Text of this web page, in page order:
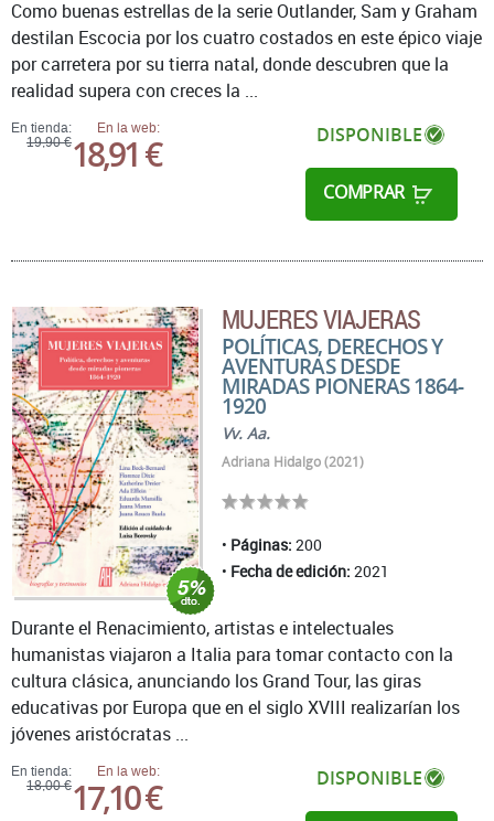
En tienda:
19,90 €
En la web:
18,91 € DISPONIBLE
COMPRAR
Como buenas estrellas de la serie Outlander, Sam y Graham
destilan Escocia por los cuatro costados en este épico viaje
por carretera por su tierra natal, donde descubren que la
realidad supera con creces la ...
MUJERES VIAJERAS
POLÍTICAS, DERECHOS Y
AVENTURAS DESDE
MIRADAS PIONERAS 1864-
1920
Vv. Aa.
Adriana Hidalgo (2021)
Páginas: 200
Fecha de edición: 2021
En tienda:
18,00 €
En la web:
17,10 € DISPONIBLE
Durante el Renacimiento, artistas e intelectuales
humanistas viajaron a Italia para tomar contacto con la
cultura clásica, anunciando los Grand Tour, las giras
educativas por Europa que en el siglo XVIII realizarían los
jóvenes aristócratas ...